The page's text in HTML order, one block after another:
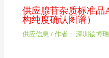
供应腺苷杂质标准品
构纯度确认图谱）
供应信息 / 作者： 深圳德博